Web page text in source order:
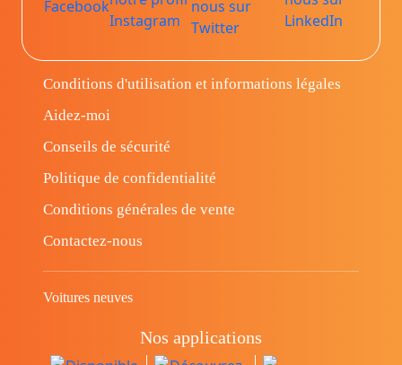
Conditions d'utilisation et informations légales
Aidez-moi
Conseils de sécurité
Politique de confidentialité
Conditions générales de vente
Contactez-nous
Voitures neuves
Nos applications